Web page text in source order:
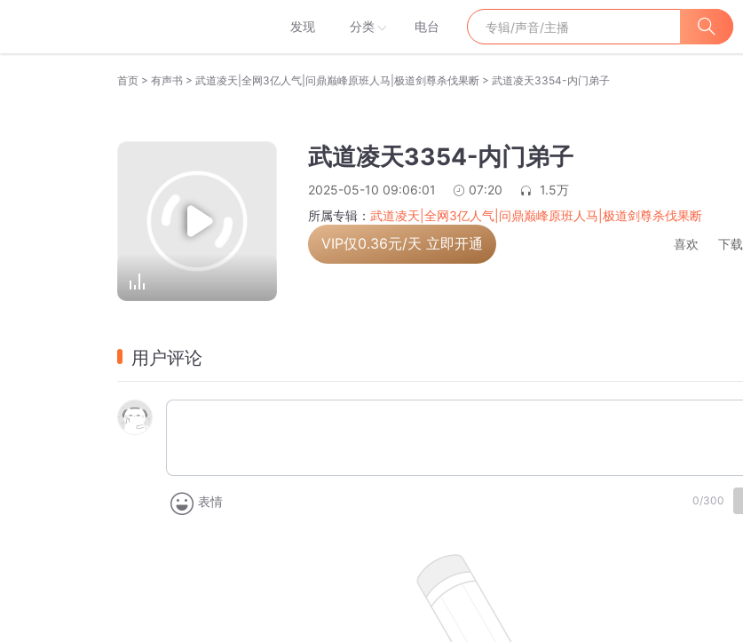
发现 分类 电台
首页 > 有声书 > 武道凌天|全网3亿人气|问鼎巅峰原班人马|极道剑尊杀伐果断 > 武道凌天3354-内门弟子
武道凌天3354-内门弟子
2025-05-10 09:06:01 07:20
1.5万
所属专辑： 武道凌天|全网3亿人气|问鼎巅峰原班人马|极道剑尊杀伐果断
VIP仅0.36元/天 立即开通 喜欢 下载
用户评论
表情 0/300